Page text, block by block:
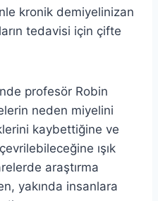
kronik demiyelinizan
tedavisi için çifte
profesör Robin
neden miyelini
kaybettiğine ve
ışık
araştırma
yakında insanlara